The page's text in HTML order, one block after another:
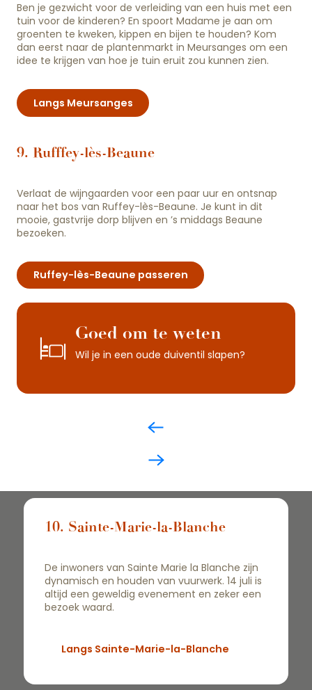
Ben je gezwicht voor de verleiding van een huis met een
tuin voor de kinderen? En spoort Madame je aan om
groenten te kweken, kippen en bijen te houden? Kom
dan eerst naar de plantenmarkt in Meursanges om een
idee te krijgen van hoe je tuin eruit zou kunnen zien.
Langs Meursanges
9. Rufffey-lès-Beaune
Verlaat de wijngaarden voor een paar uur en ontsnap
naar het bos van Ruffey-lès-Beaune. Je kunt in dit
mooie, gastvrije dorp blijven en ’s middags Beaune
bezoeken.
Ruffey-lès-Beaune passeren
Goed om te weten
Wil je in een oude duiventil slapen?
10. Sainte-Marie-la-Blanche
De inwoners van Sainte Marie la Blanche zijn
dynamisch en houden van vuurwerk. 14 juli is
altijd een geweldig evenement en zeker een
bezoek waard.
Langs Sainte-Marie-la-Blanche